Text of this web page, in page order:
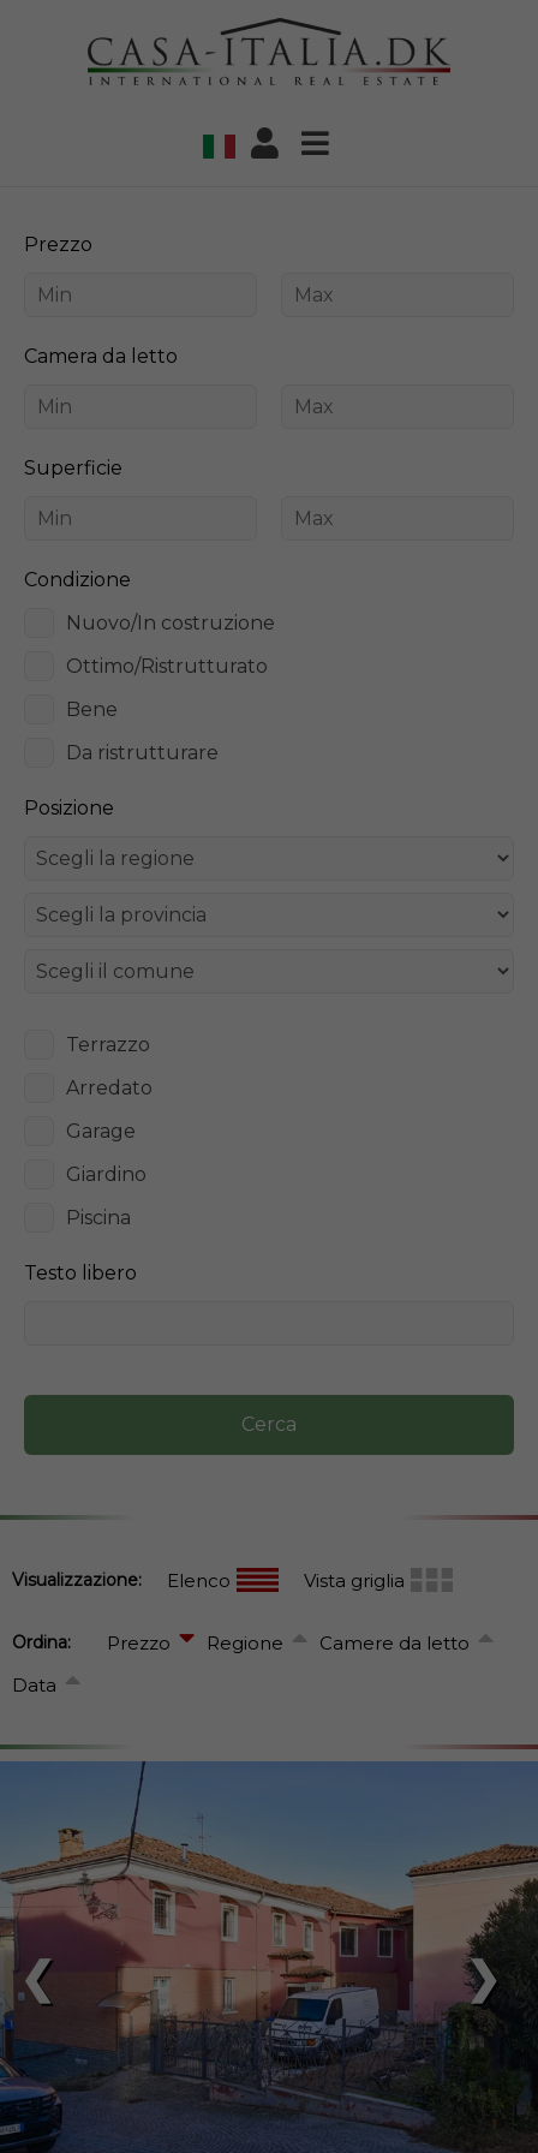
Prezzo
Camera da letto
Superficie
Condizione
Nuovo/In costruzione
Ottimo/Ristrutturato
Bene
Da ristrutturare
Posizione
Terrazzo
Arredato
Garage
Giardino
Piscina
Testo libero
Cerca
Visualizzazione: Elenco Vista griglia
Ordina: Prezzo Regione
Camere da letto
Data
❯
❮